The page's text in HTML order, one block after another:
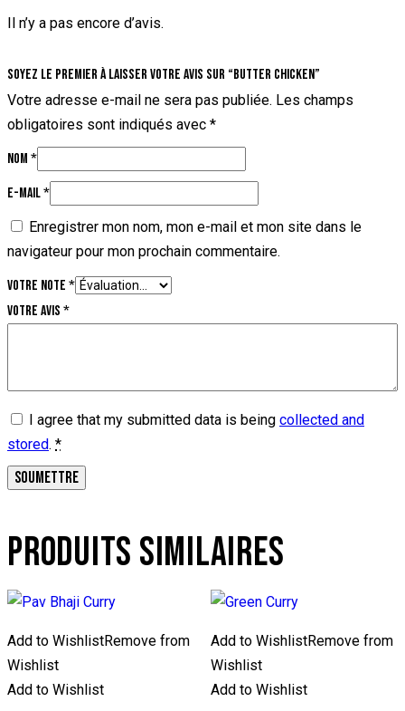
Il n’y a pas encore d’avis.
Soyez le premier à laisser votre avis sur “Butter Chicken”
Votre adresse e-mail ne sera pas publiée. Les champs
obligatoires sont indiqués avec *
Nom *
E-mail*
Enregistrer mon nom, mon e-mail et mon site dans le
navigateur pour mon prochain commentaire.
Votre note *
Votre avis *
I agree that my submitted data is being collected and
stored. *
PRODUITS SIMILAIRES
Add to WishlistRemove from
Wishlist
Add to Wishlist
Add to WishlistRemove from
Wishlist
Add to Wishlist